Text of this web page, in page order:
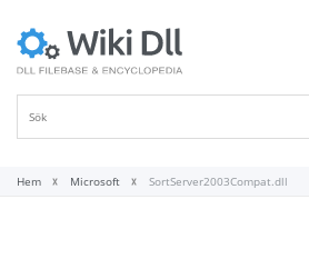
Hem Microsoft SortServer2003Compat.dll